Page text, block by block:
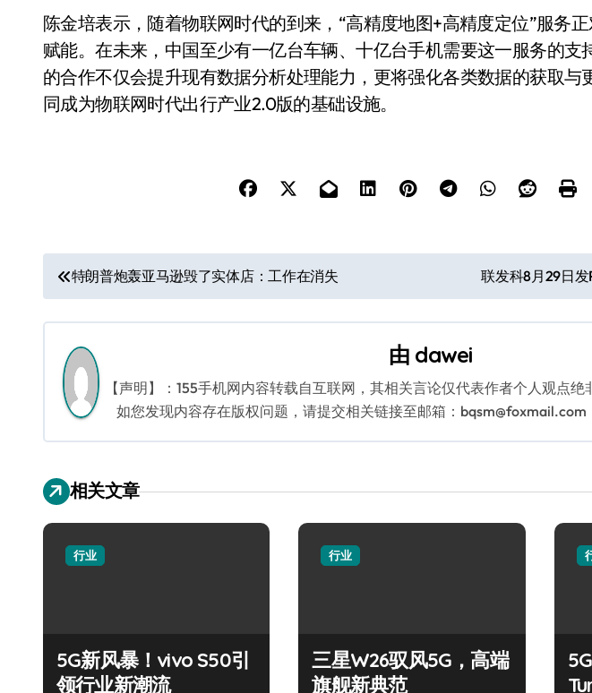
陈金培表示，随着物联网时代的到来，“高精度地图+高精度定位”服务
赋能。在未来，中国至少有一亿台车辆、十亿台手机需要这一服务的支
的合作不仅会提升现有数据分析处理能力，更将强化各类数据的获取与
同成为物联网时代出行产业2.0版的基础设施。
文
章
导
航
特朗普炮轰亚马逊毁了实体店：工作在消失 联发科8月29日
由 dawei
【声明】：155手机网内容转载自互联网，其相关言论仅代表作者个人观点绝
如您发现内容存在版权问题，请提交相关链接至邮箱：bqsm@foxmail.com
相关文章
行业
5G新风暴！vivo S50引
领行业新潮流
行业
三星W26驭风5G，高端
旗舰新典范